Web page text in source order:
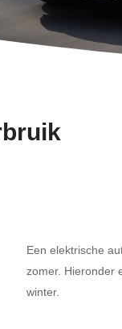
Een elektrische
zomer. Hieronder
winter.